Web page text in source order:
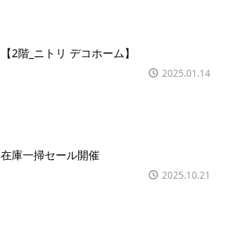
【2階_ニトリ デコホーム】
2025.01.14
在庫一掃セール開催
2025.10.21